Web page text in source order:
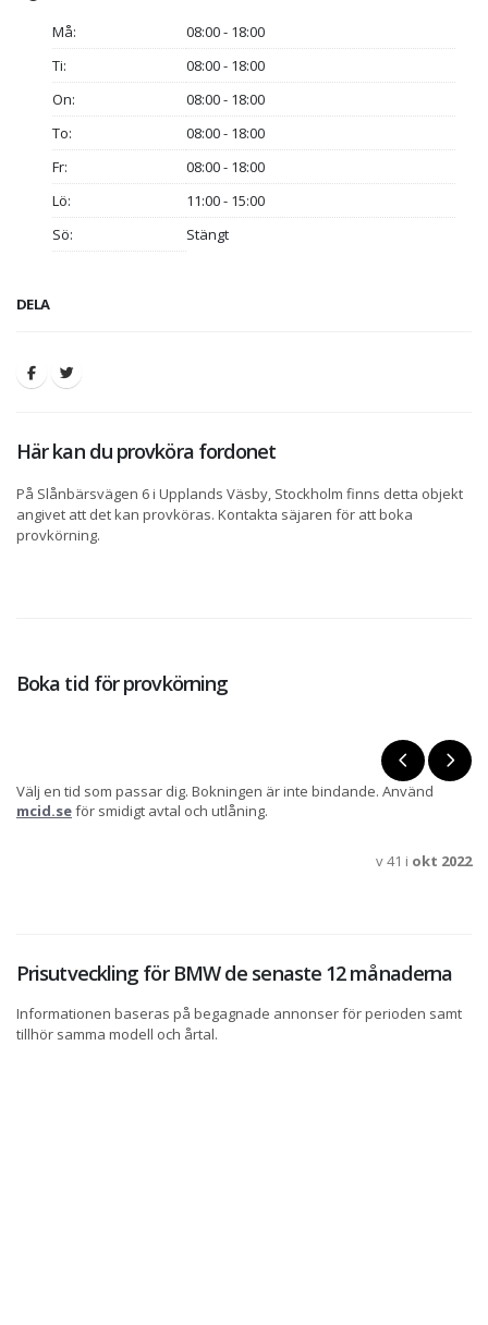
Må:
08:00 - 18:00
Ti:
08:00 - 18:00
On:
08:00 - 18:00
To:
08:00 - 18:00
Fr:
08:00 - 18:00
Lö:
11:00 - 15:00
Sö:
Stängt
DELA
Här kan du provköra fordonet
På Slånbärsvägen 6 i Upplands Väsby, Stockholm finns detta objekt
angivet att det kan provköras. Kontakta säjaren för att boka
provkörning.
Boka tid för provkörning
Välj en tid som passar dig. Bokningen är inte bindande. Använd
mcid.seför smidigt avtal och utlåning.
v 41 i okt 2022
Prisutveckling för BMW de senaste 12 månaderna
Informationen baseras på begagnade annonser för perioden samt
tillhör samma modell och årtal.